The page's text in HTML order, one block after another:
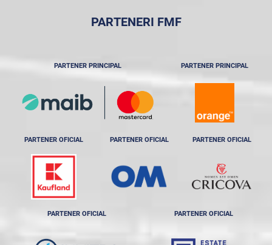
PARTENERI FMF
PARTENER PRINCIPAL PARTENER PRINCIPAL
PARTENER OFICIAL PARTENER OFICIAL PARTENER OFICIAL
PARTENER OFICIAL PARTENER OFICIAL